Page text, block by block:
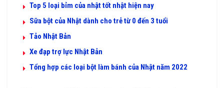
Top 5 loại bỉm của nhật tốt nhật hiện nay
Sữa bột của Nhật dành cho trẻ từ 0 đến 3 tuổi
Tảo Nhật Bản
Xe đạp trợ lực Nhật Bản
Tổng hợp các loại bột làm bánh của Nhật năm 2022